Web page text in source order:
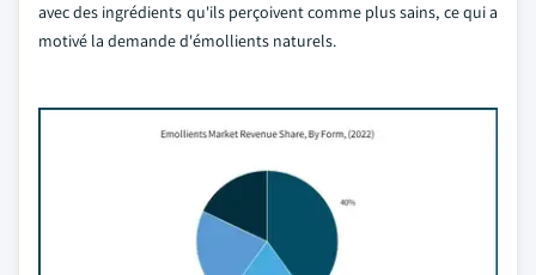
avec des ingrédients qu'ils perçoivent comme plus sains, ce qui a
motivé la demande d'émollients naturels.